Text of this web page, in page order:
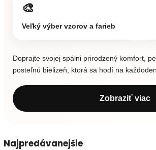
🎨
Veľký výber vzorov a farieb
Doprajte svojej spálni prirodzený komfort,
posteľnú bielizeň, ktorá sa hodí na
Zobraziť viac
Najpredávanejšie